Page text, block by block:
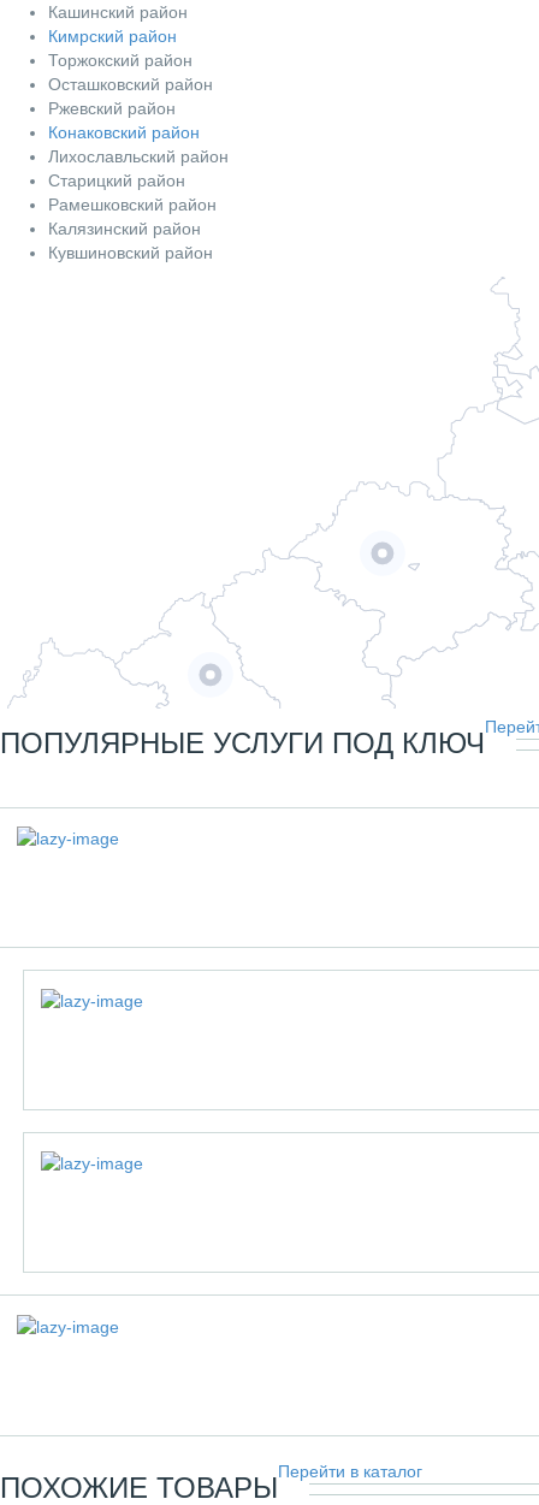
Кашинский район
Кимрский район
Торжокский район
Осташковский район
Ржевский район
Конаковский район
Лихославльский район
Старицкий район
Рамешковский район
Калязинский район
Кувшиновский район
ПОПУЛЯРНЫЕ УСЛУГИ ПОД КЛЮЧ
ПОХОЖИЕ ТОВАРЫПерейти в каталог